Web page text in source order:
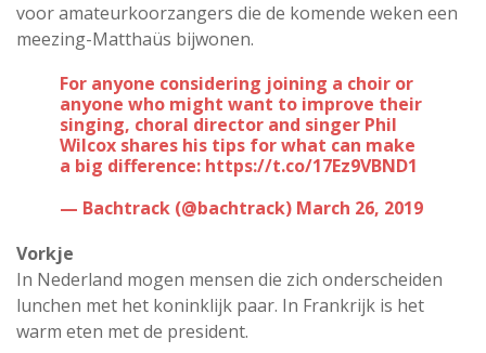
voor amateurkoorzangers die de komende weken een
meezing-Matthaüs bijwonen.
For anyone considering joining a choir or
anyone who might want to improve their
singing, choral director and singer Phil
Wilcox shares his tips for what can make
a big difference: https://t.co/17Ez9VBND1
— Bachtrack (@bachtrack) March 26, 2019
Vorkje
In Nederland mogen mensen die zich onderscheiden
lunchen met het koninklijk paar. In Frankrijk is het
warm eten met de president.